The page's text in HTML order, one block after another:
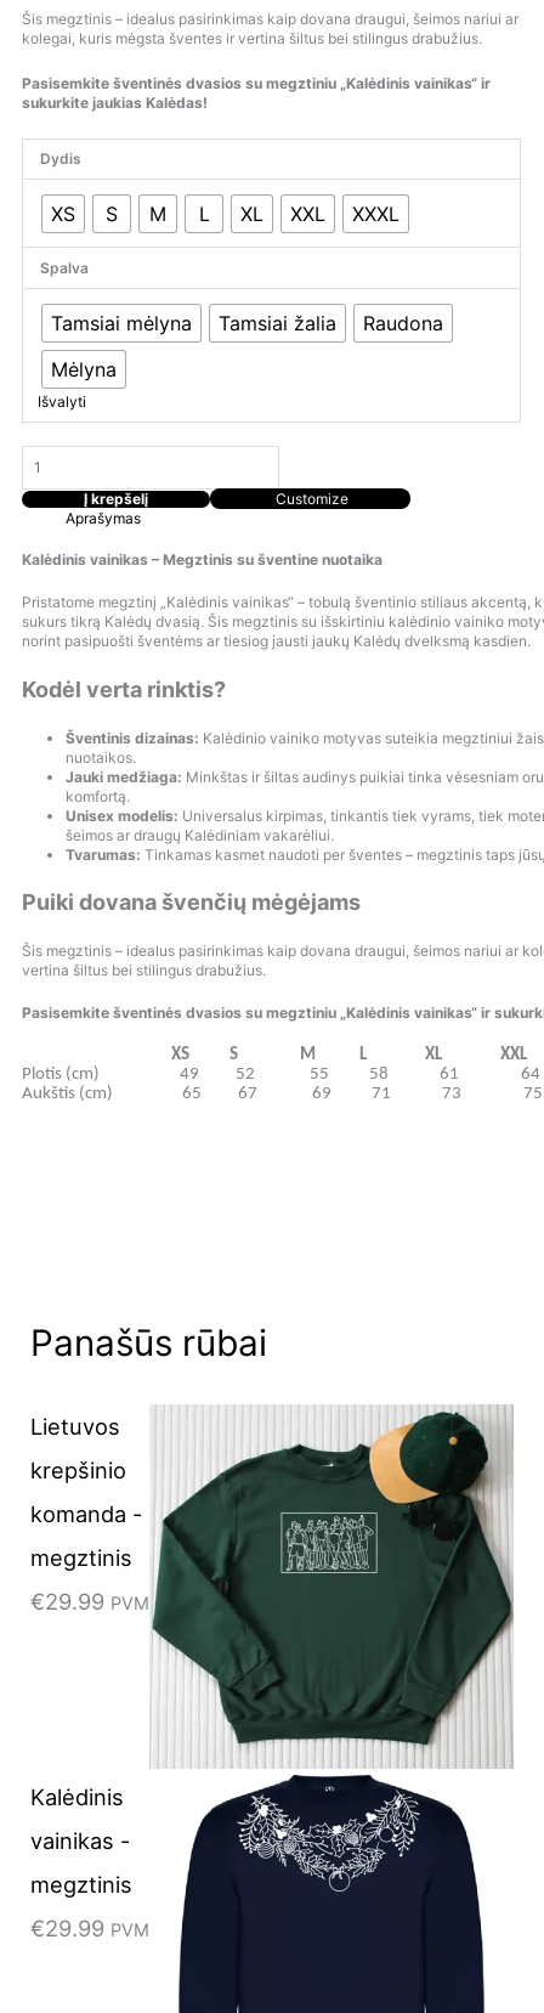
Panašūs rūbai
Lietuvos
krepšinio
komanda -
megztinis
€29.99 PVM
Kalėdinis
vainikas -
megztinis
€29.99 PVM
Šis megztinis – idealus pasirinkimas kaip dovana draugui, šeimos nariui ar
kolegai, kuris mėgsta šventes ir vertina šiltus bei stilingus drabužius.
Pasisemkite šventinės dvasios su megztiniu „Kalėdinis vainikas“ ir
sukurkite jaukias Kalėdas!
Dydis
XS S M L XL XXL XXXL
Spalva
Tamsiai mėlyna Tamsiai žalia
Raudona
Mėlyna
Išvalyti
Į krepšelį
Customize
Aprašymas
Kalėdinis vainikas – Megztinis su šventine nuotaika
Pristatome megztinį „Kalėdinis vainikas“ – tobulą šventinio stiliaus akcentą,
sukurs tikrą Kalėdų dvasią. Šis megztinis su išskirtiniu kalėdinio vainiko
norint pasipuošti šventėms ar tiesiog jausti jaukų Kalėdų dvelksmą kasdien.
Kodėl verta rinktis?
Šventinis dizainas: Kalėdinio vainiko motyvas suteikia megztiniui
nuotaikos.
Jauki medžiaga: Minkštas ir šiltas audinys puikiai tinka vėsesniam
komfortą.
Unisex modelis: Universalus kirpimas, tinkantis tiek vyrams, tiek
šeimos ar draugų Kalėdiniam vakarėliui.
Tvarumas: Tinkamas kasmet naudoti per šventes – megztinis taps
Puiki dovana švenčių mėgėjams
Šis megztinis – idealus pasirinkimas kaip dovana draugui, šeimos nariui ar
vertina šiltus bei stilingus drabužius.
Pasisemkite šventinės dvasios su megztiniu „Kalėdinis vainikas“ ir
XS S M L XL XXL
Plotis (cm) 49 52 55 58 61
Aukštis (cm) 65 67 69 71 73